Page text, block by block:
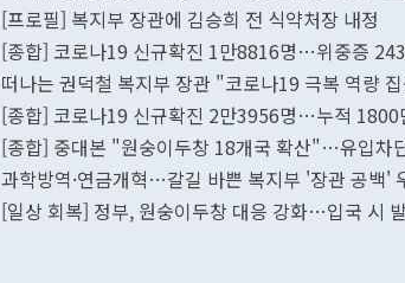
[프로필] 복지부 장관에 김승희 전 식약처장 내정
[종합] 코로나19 신규확진 1만8816명…위중증 243
떠나는 권덕철 복지부 장관 "코로나19 극복 역량
[종합] 코로나19 신규확진 2만3956명…누적 1800
[종합] 중대본 "원숭이두창 18개국 확산"…유입차
과학방역·연금개혁…갈길 바쁜 복지부 '장관 공백'
[일상 회복] 정부, 원숭이두창 대응 강화…입국 시